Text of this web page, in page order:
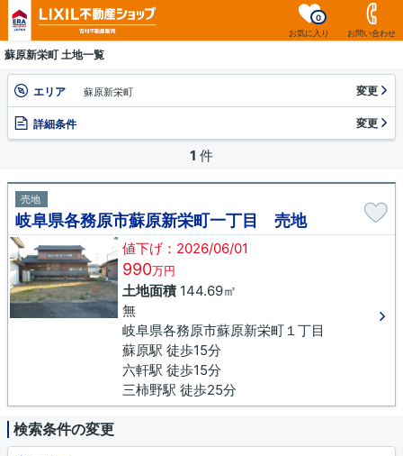
お気に入り
0
お問い合わせ
蘇原新栄町 土地一覧
エリア 蘇原新栄町 変更
詳細条件 変更
1 件
売地
岐阜県各務原市蘇原新栄町一丁目 売地
値下げ：2026/06/01
990万円
土地面積144.69㎡
無
岐阜県各務原市蘇原新栄町１丁目
蘇原駅 徒歩15分
六軒駅 徒歩15分
三柿野駅 徒歩25分
検索条件の変更